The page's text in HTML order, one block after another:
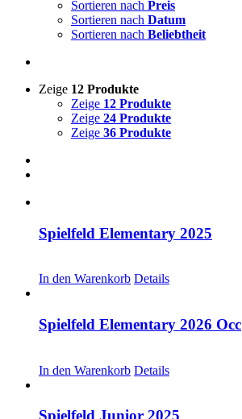
Sortieren nach Preis
Sortieren nach Datum
Sortieren nach Beliebtheit
Zeige 12 Produkte
Zeige 12 Produkte
Zeige 24 Produkte
Zeige 36 Produkte
Spielfeld Elementary 2025
In den Warenkorb Details
Spielfeld Elementary 2026 Occ
In den Warenkorb Details